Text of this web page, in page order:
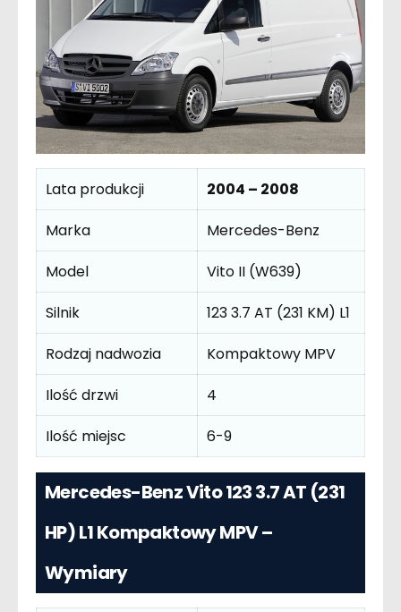
Lata produkcji
2004 – 2008
Marka
Mercedes-Benz
Model
Vito II (W639)
Silnik
123 3.7 AT (231 KM) L1
Rodzaj nadwozia
Kompaktowy MPV
Ilość drzwi
4
Ilość miejsc
6-9
Mercedes-Benz Vito 123 3.7 AT (231
HP) L1 Kompaktowy MPV –
Wymiary